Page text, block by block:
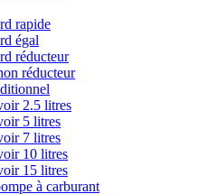
rapide
égal
réducteur
réducteur
2.5 litres
5 litres
7 litres
10 litres
15 litres
à carburant